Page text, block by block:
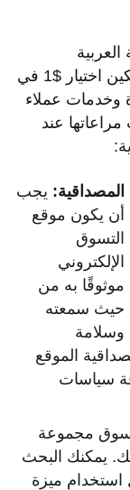
السعودية، أصبح من المهم على المستهلكين اختيار $1 في
وخدمات عملاء
عند
المصداقية: يجب
أن يكون موقع
التسوق
الإلكتروني
موثوقًا به من
حيث سمعته
وسلامة
الموقع
سياسات
مجموعة
يمكنك البحث
استخدام ميزة